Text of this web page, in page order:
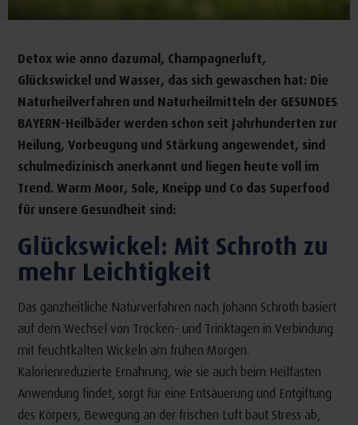
Detox wie anno dazumal, Champagnerluft,
Glückswickel und Wasser, das sich gewaschen hat: Die
Naturheilverfahren und Naturheilmitteln der GESUNDES
BAYERN-Heilbäder werden schon seit Jahrhunderten zur
Heilung, Vorbeugung und Stärkung angewendet, sind
schulmedizinisch anerkannt und liegen heute voll im
Trend. Warm Moor, Sole, Kneipp und Co das Superfood
für unsere Gesundheit sind:
Glückswickel: Mit Schroth zu
mehr Leichtigkeit
Das ganzheitliche Naturverfahren nach Johann Schroth basiert
auf dem Wechsel von Trocken- und Trinktagen in Verbindung
mit feuchtkalten Wickeln am frühen Morgen.
Kalorienreduzierte Ernährung, wie sie auch beim Heilfasten
Anwendung findet, sorgt für eine Entsäuerung und Entgiftung
des Körpers, Bewegung an der frischen Luft baut Stress ab,